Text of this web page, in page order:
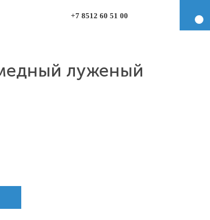
+7 8512 60 51 00
луженый